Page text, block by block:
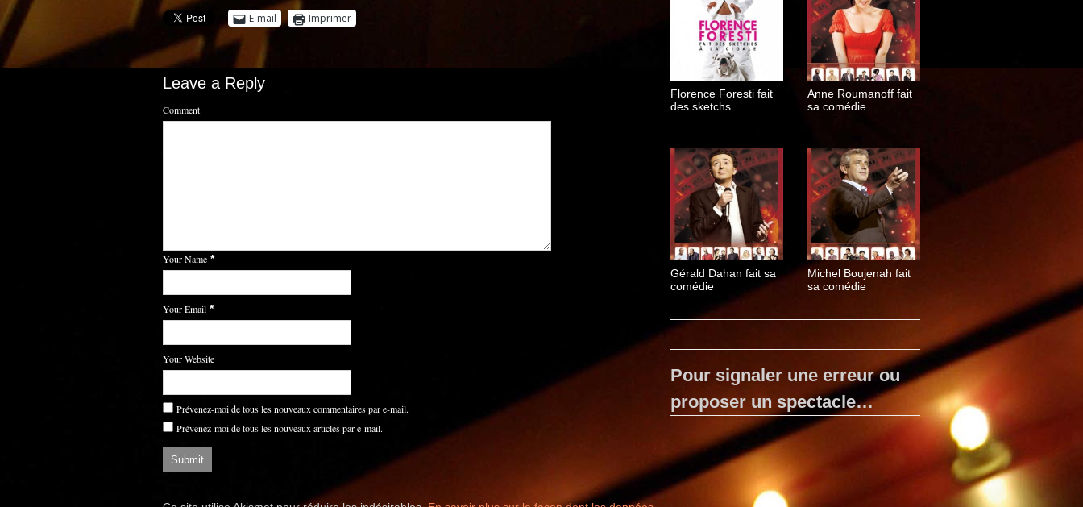
E-mail Imprimer
Leave a Reply
Comment
Your Name *
Your Email *
Your Website
Prévenez-moi de tous les nouveaux commentaires par e-mail.
Prévenez-moi de tous les nouveaux articles par e-mail.
Florence Foresti fait
des sketchs
Anne Roumanoff fait
sa comédie
Gérald Dahan fait sa
comédie
Michel Boujenah fait
sa comédie
Pour signaler une erreur ou
proposer un spectacle…